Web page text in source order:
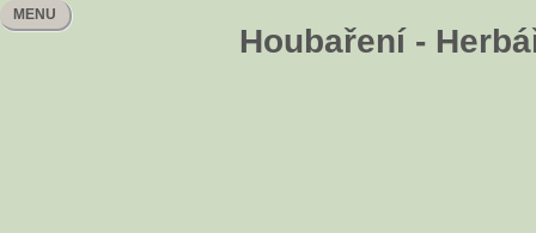
Houbaření -
MENU